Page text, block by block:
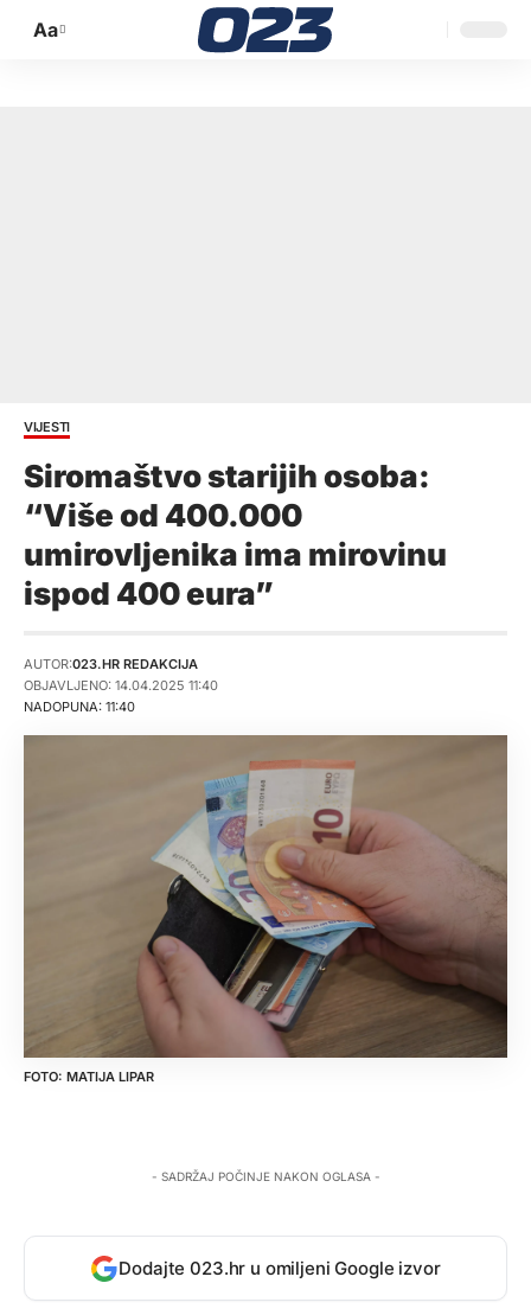
Promijeni
Aa
VIJESTI
Siromaštvo starijih osoba:
“Više od 400.000
umirovljenika ima mirovinu
ispod 400 eura”
NADOPUNA: 11:40
AUTOR:023.HR REDAKCIJA
OBJAVLJENO: 14.04.2025 11:40
MATIJA LIPAR
- SADRŽAJ POČINJE NAKON OGLASA -
Dodajte 023.hr u omiljeni Google izvor